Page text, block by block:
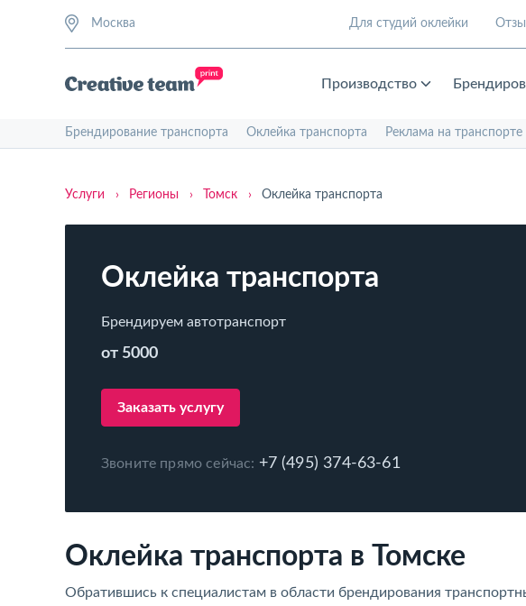
Москва Для студий оклейки
Производство
Брендирование транспорта Оклейка транспорта Реклама на транспорте
Услуги › Регионы › Томск › Оклейка транспорта
Оклейка транспорта
Брендируем автотранспорт
от 5000
Заказать услугу
Звоните прямо сейчас: +7 (495) 374-63-61
Оклейка транспорта в Томске
Обратившись к специалистам в области брендирования